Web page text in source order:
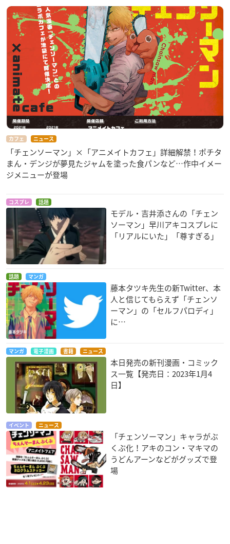
カフェ ニュース
「チェンソーマン」×「アニメイトカフェ」詳細解禁！ポチタ
まん・デンジが夢見たジャムを塗った食パンなど…作中イメー
ジメニューが登場
コスプレ 話題
モデル・吉井添さんの「チェン
ソーマン」早川アキコスプレに
「リアルにいた」「尊すぎる」
話題 マンガ
藤本タツキ先生の新Twitter、本
人と信じてもらえず「チェンソ
ーマン」の「セルフパロディ」
に…
マンガ 電子漫画 書籍 ニュース
本日発売の新刊漫画・コミック
ス一覧【発売日：2023年1月4
日】
イベント ニュース
「チェンソーマン」キャラがぶ
くぶ化！アキのコン・マキマの
うどんアーンなどがグッズで登
場